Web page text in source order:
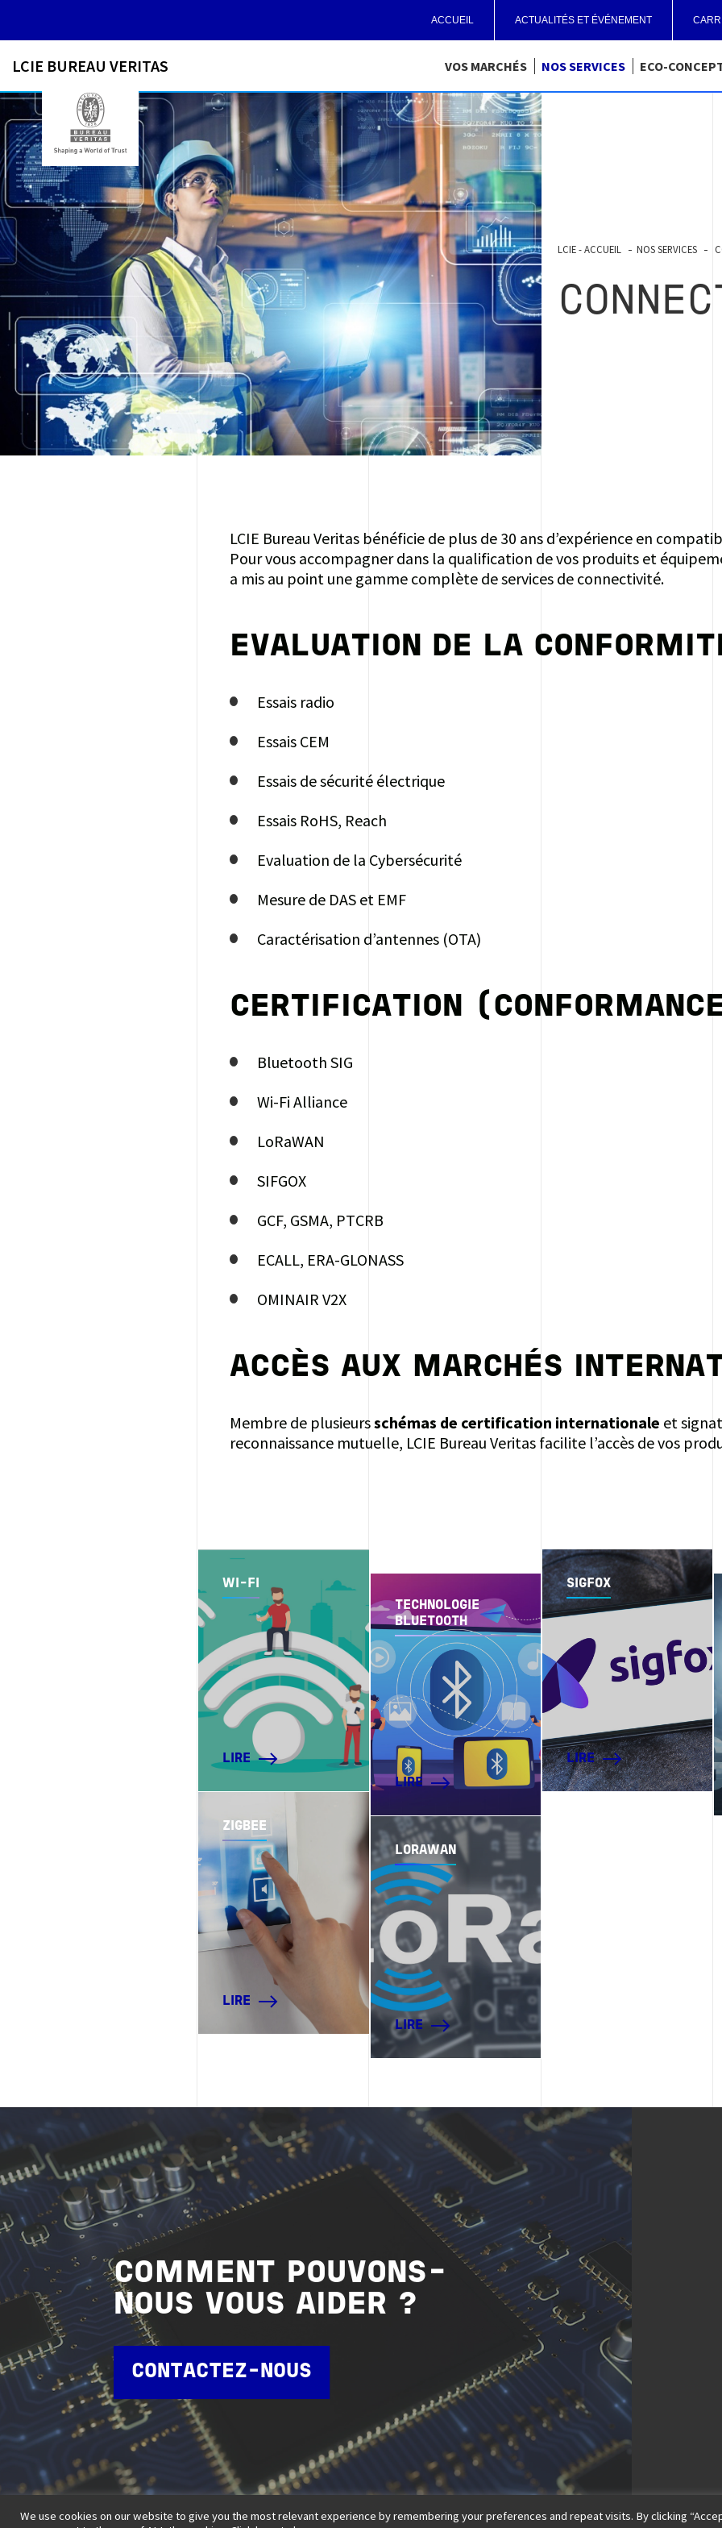
ACCUEIL ACTUALITÉS ET ÉVÉNEMENT
LCIE BUREAU VERITAS VOS MARCHÉS NOS SERVICES ECO-
LCIE - ACCUEIL NOS SERVICES
LCIE Bureau Veritas bénéficie de plus de 30 ans d’expérience en
Pour vous accompagner dans la qualification de vos produits et
a mis au point une gamme complète de services de connectivité.
EVALUATION DE LA
Essais radio
Essais CEM
Essais de sécurité électrique
Essais RoHS, Reach
Evaluation de la Cybersécurité
Mesure de DAS et EMF
Caractérisation d’antennes (OTA)
CERTIFICATION
Bluetooth SIG
Wi-Fi Alliance
LoRaWAN
SIFGOX
GCF, GSMA, PTCRB
ECALL, ERA-GLONASS
OMINAIR V2X
ACCÈS AUX MARCHÉS
Membre de plusieursschémas de certification internationale et
reconnaissance mutuelle, LCIE Bureau Veritas facilite l’accès de vos
WI-FI
LIRE
TECHNOLOGIE
BLUETOOTH
LIRE
SIGFOX
LIRE
ZIGBEE
LIRE
LORAWAN
LIRE
COMMENT POUVONS-
NOUS VOUS AIDER ?
CONTACTEZ-NOUS
We use cookies on our website to give you the most relevant experience by remembering your preferences and repeat visits. By clicking